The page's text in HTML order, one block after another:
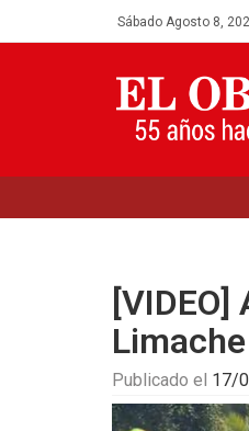
Sábado Agosto 8,
Limache
Publicado el 17/